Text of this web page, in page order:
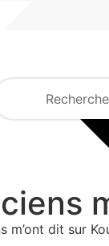
m’ont dit sur